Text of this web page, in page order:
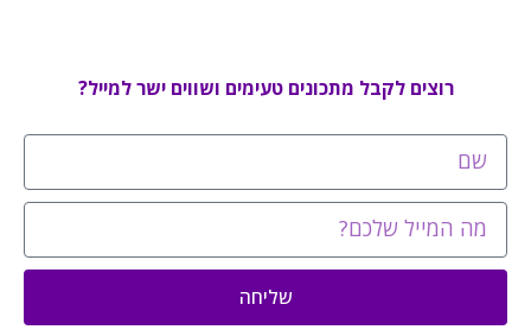
רוצים לקבל מתכונים טעימים ושווים ישר למייל?
שליחה